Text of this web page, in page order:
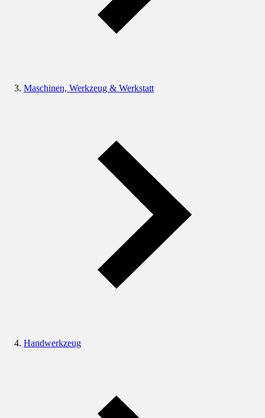
Maschinen, Werkzeug & Werkstatt
Handwerkzeug